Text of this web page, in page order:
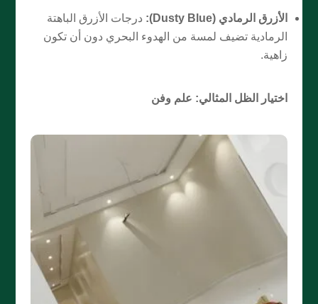
الأزرق الرمادي (Dusty Blue):
درجات الأزرق الباهتة
الرمادية تضيف لمسة من الهدوء البحري دون أن تكون
زاهية.
اختيار الظل المثالي: علم وفن